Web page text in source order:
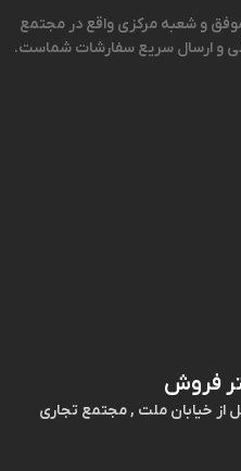
فروش موفق و شعبه مرکزی واقع در مجتمع
و ارسال سریع سفارشات شماست.
فروش
از خیابان ملت , مجتمع تجاری